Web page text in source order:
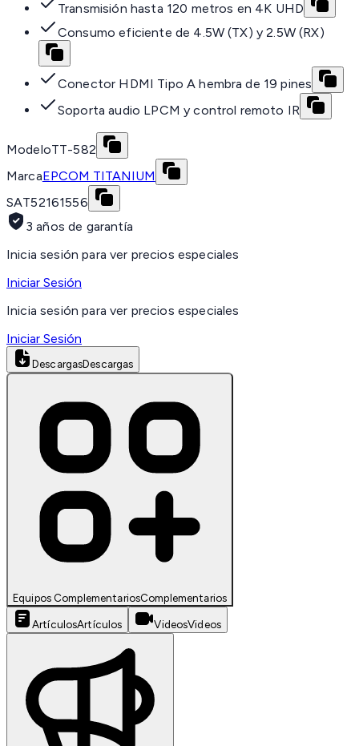
Transmisión hasta 120 metros en 4K UHD
Consumo eficiente de 4.5W (TX) y 2.5W (RX)
Conector HDMI Tipo A hembra de 19 pines
Soporta audio LPCM y control remoto IR
ModeloTT-582
MarcaEPCOM TITANIUM
SAT52161556
3 años de garantía
Inicia sesión para ver precios especiales
Iniciar Sesión
Inicia sesión para ver precios especiales
Iniciar Sesión
DescargasDescargas
Equipos ComplementariosComplementarios
ArtículosArtículos VideosVideos